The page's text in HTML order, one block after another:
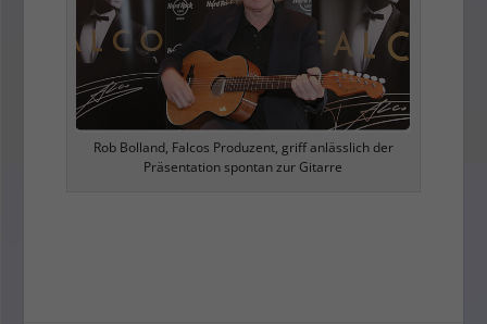
Rob Bolland, Falcos Produzent, griff anlässlich der
Präsentation spontan zur Gitarre